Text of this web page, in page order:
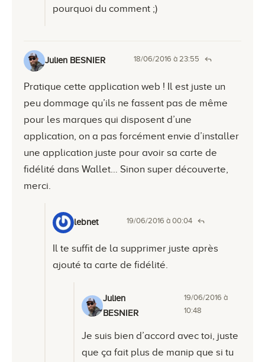
pourquoi du comment ;)
Julien BESNIER 18/06/2016 à 23:55
Pratique cette application web ! Il est juste un
peu dommage qu’ils ne fassent pas de même
pour les marques qui disposent d’une
application, on a pas forcément envie d’installer
une application juste pour avoir sa carte de
fidélité dans Wallet… Sinon super découverte,
merci.
lebnet 19/06/2016 à 00:04
Il te suffit de la supprimer juste après
ajouté ta carte de fidélité.
Julien
BESNIER
19/06/2016 à
10:48
Je suis bien d’accord avec toi, juste
que ça fait plus de manip que si tu